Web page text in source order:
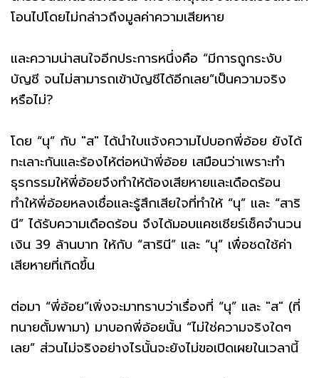
โอนไปโดยไม่กล่าวถึงมูลค่าความเสียหาย
และความน่าสนใจอีกประการหนึ่งคือ “มีการถูกระงับ
บัญชี จนไม่สามารถเข้าบัญชีได้อีกเลย”เป็นความจริง
หรือไม่?
โดย “นุ” กับ "ส" ได้นำใบแจ้งความไปบอกพี่อ้อย ยังได้
ทะเลาะกันและร้องไห้ต่อหน้าพี่อ้อย เสมือนว่าเพราะทำ
ธุรกรรมให้พี่อ้อยจึงทำให้ต้องเสียหายและเดือดร้อน
ทำให้พี่อ้อยหลงเชื่อและรู้สึกเสียใจที่ทำให้ “นุ” และ “สาริ
นี” ได้รับความเดือดร้อน จึงได้มอบแคชเชียร์เช็คจำนวน
เงิน 39 ล้านบาท ให้กับ “สารินี” และ “นุ” เพื่อชดใช้ค่า
เสียหายที่เกิดขึ้น
ต่อมา “พี่อ้อย”เพิ่งจะมาทราบว่าเรื่องที่ “นุ” และ "ส" (ที่
ทนายตั้มพามา) มาบอกพี่อ้อยนั้น “ไม่ใช่ความจริงใดๆ
เลย” ส่วนไม่จริงอย่างไรนั้นจะยังไม่ขอเปิดเผยในเวลานี้